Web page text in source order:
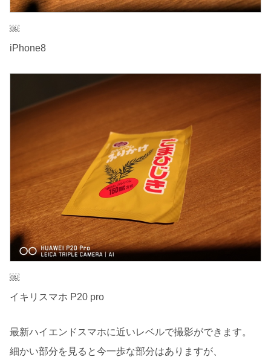
￼
iPhone8
￼
イキリスマホ P20 pro
最新ハイエンドスマホに近いレベルで撮影ができます。
細かい部分を見ると今一歩な部分はありますが、